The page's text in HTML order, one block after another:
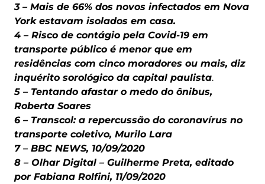
3 – Mais de 66% dos novos infectados em Nova
York estavam isolados em casa.
4 – Risco de contágio pela Covid-19 em
transporte público é menor que em
residências com cinco moradores ou mais, diz
inquérito sorológico da capital paulista.
5 – Tentando afastar o medo do ônibus,
Roberta Soares
6 – Transcol: a repercussão do coronavírus no
transporte coletivo, Murilo Lara
7 – BBC NEWS, 10/09/2020
8 – Olhar Digital – Guilherme Preta, editado
por Fabiana Rolfini, 11/09/2020